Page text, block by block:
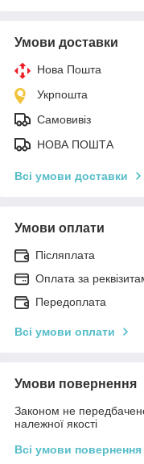
Умови доставки
Нова Пошта
Укрпошта
Самовивіз
НОВА ПОШТА
Всі умови доставки
Умови оплати
Післяплата
Оплата за
Передоплата
Всі умови оплати
Умови повернення
Законом не
належної якості
Всі умови повернення